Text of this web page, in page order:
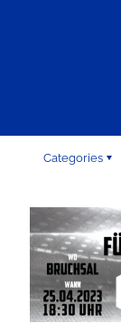
Categories